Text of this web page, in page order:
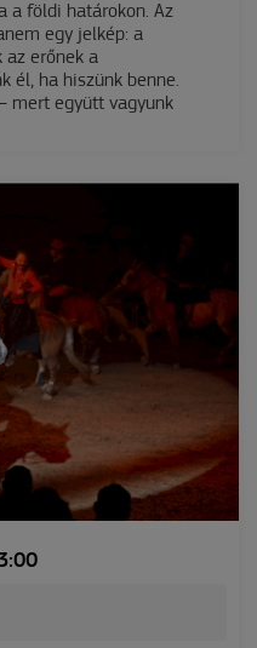
a földi határokon. Az
egy jelkép: a
az erőnek a
él, ha hiszünk benne.
mert együtt vagyunk